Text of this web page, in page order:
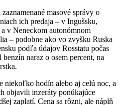
masové správy o
ich predaja – v Ingušsku,
v Neneckom autonómnom
– podobne ako vo zvyšku Ruska
podľa údajov Rosstatu počas
naraz o osem percent, na
niekoľko hodín alebo aj celú noc, a
objavili inzeráty ponúkajúce
zaplatí. Cena sa rôzni, ale náplň